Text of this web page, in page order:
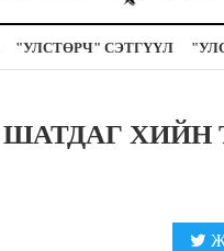
"УЛСТӨРЧ" СЭТГҮҮЛ
ШАТДАГ